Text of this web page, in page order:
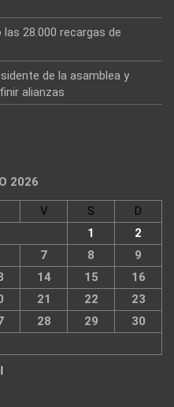
28.000 recargas de
de la asamblea y
alianzas
2026
V S
D
1
2
7 8
9
14 15
16
21 22
23
28 29
30